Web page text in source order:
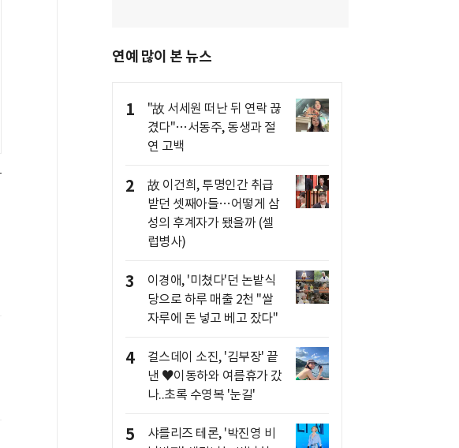
연예 많이 본 뉴스
1
"故 서세원 떠난 뒤 연락 끊
겼다"…서동주, 동생과 절
연 고백
2
故 이건희, 투명인간 취급
받던 셋째아들…어떻게 삼
성의 후계자가 됐을까 (셀
럽병사)
3
이경애, '미쳤다'던 논밭식
당으로 하루 매출 2천 "쌀
자루에 돈 넣고 베고 잤다"
4
걸스데이 소진, '김부장' 끝
낸 ♥이동하와 여름휴가 갔
나..초록 수영복 '눈길'
5
샤를리즈 테론, '박진영 비